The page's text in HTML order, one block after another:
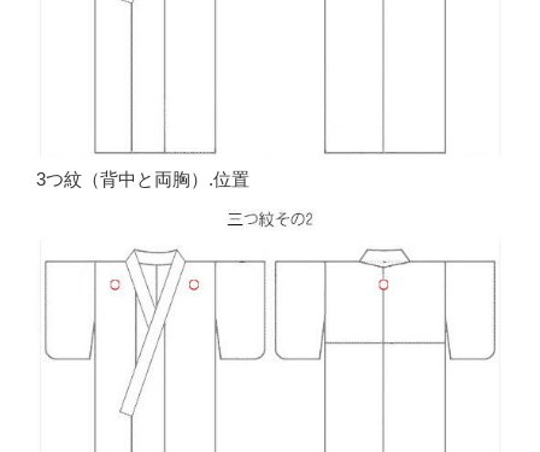
3つ紋（背中と両胸）.位置